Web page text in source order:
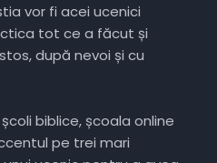
vor fi acei ucenici
tot ce a făcut și
după nevoi și cu
biblice, școala online
pe trei mari